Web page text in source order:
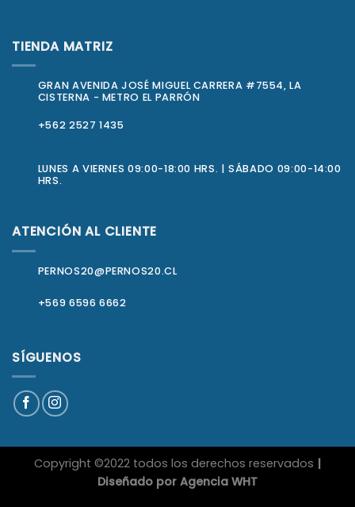
TIENDA MATRIZ
GRAN AVENIDA JOSÉ MIGUEL CARRERA #7554, LA
CISTERNA - METRO EL PARRÓN
+562 2527 1435
LUNES A VIERNES 09:00-18:00 HRS. | SÁBADO 09:00-14:00
HRS.
ATENCIÓN AL CLIENTE
PERNOS20@PERNOS20.CL
+569 6596 6662
SÍGUENOS
Copyright ©2022 todos los derechos reservados |
Diseñado por Agencia WHT